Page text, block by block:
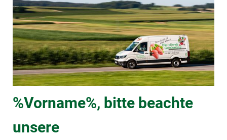
%Vorname%, bitte beachte
unsere